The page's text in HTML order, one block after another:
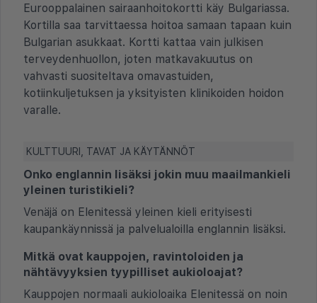
Eurooppalainen sairaanhoitokortti käy Bulgariassa.
Kortilla saa tarvittaessa hoitoa samaan tapaan kuin
Bulgarian asukkaat. Kortti kattaa vain julkisen
terveydenhuollon, joten matkavakuutus on
vahvasti suositeltava omavastuiden,
kotiinkuljetuksen ja yksityisten klinikoiden hoidon
varalle.
KULTTUURI, TAVAT JA KÄYTÄNNÖT
Onko englannin lisäksi jokin muu maailmankieli
yleinen turistikieli?
Venäjä on Elenitessä yleinen kieli erityisesti
kaupankäynnissä ja palvelualoilla englannin lisäksi.
Mitkä ovat kauppojen, ravintoloiden ja
nähtävyyksien tyypilliset aukioloajat?
Kauppojen normaali aukioloaika Elenitessä on noin